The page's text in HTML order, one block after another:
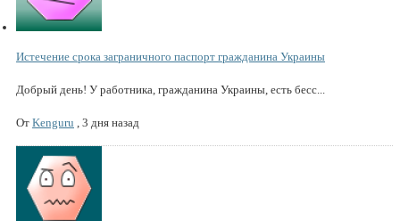
Истечение срока заграничного паспорт гражданина Украины
Добрый день! У работника, гражданина Украины, есть бесс...
От Kenguru , 3 дня назад